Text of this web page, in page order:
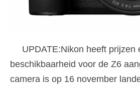
UPDATE:Nikon heeft prijzen
beschikbaarheid voor de Z6
camera is op 16 november